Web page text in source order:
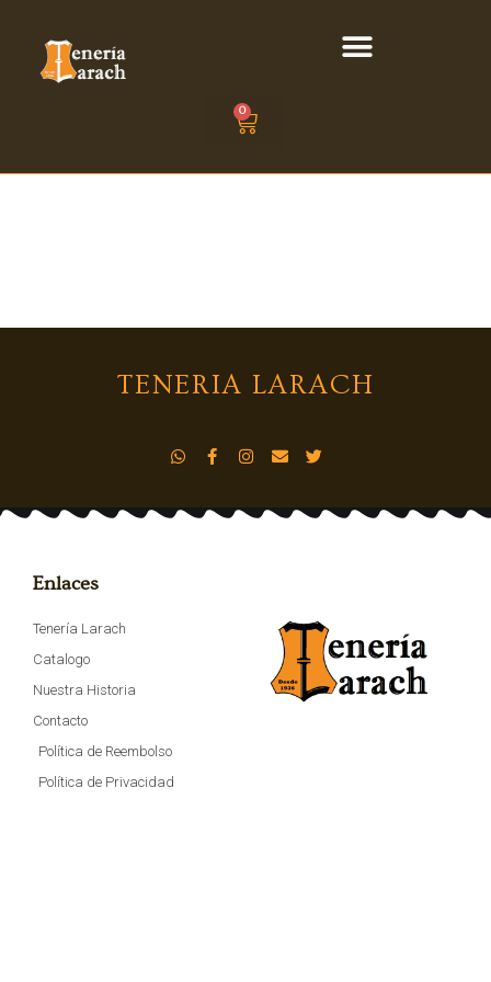
0
TENERIA LARACH
Enlaces
Tenería Larach
Catalogo
Nuestra Historia
Contacto
Política de Reembolso
Política de Privacidad